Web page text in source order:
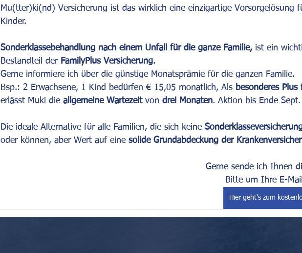
Mu(tter)ki(nd) Versicherung ist das wirklich eine einzigartige Vorsorgelösung
Kinder.
Sonderklassebehandlung nach einem Unfall für die ganze Familie, ist ein
Bestandteil der FamilyPlus Versicherung.
Gerne informiere ich über die günstige Monatsprämie für die ganzen Familie.
Bsp.: 2 Erwachsene, 1 Kind bedürfen € 15,05 monatlich, Als besonderes
erlässt Muki die allgemeine Wartezeit von drei Monaten. Aktion bis Ende
Die ideale Alternative für alle Familien, die sich keine
oder können, aber Wert auf eine solide Grundabdeckung der
Gerne sende ich Ihnen
Bitte um Ihre E-
Hier geht's zum